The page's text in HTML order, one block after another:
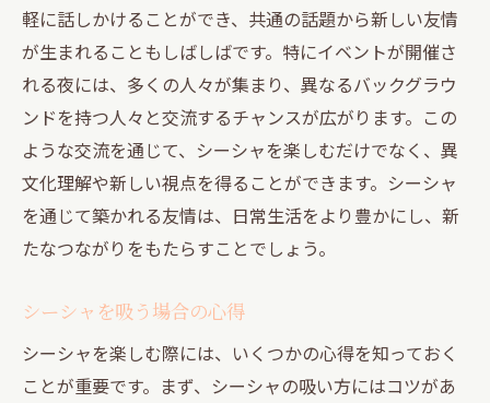
軽に話しかけることができ、共通の話題から新しい友情
が生まれることもしばしばです。特にイベントが開催さ
れる夜には、多くの人々が集まり、異なるバックグラウ
ンドを持つ人々と交流するチャンスが広がります。この
ような交流を通じて、シーシャを楽しむだけでなく、異
文化理解や新しい視点を得ることができます。シーシャ
を通じて築かれる友情は、日常生活をより豊かにし、新
たなつながりをもたらすことでしょう。
シーシャを吸う場合の心得
シーシャを楽しむ際には、いくつかの心得を知っておく
ことが重要です。まず、シーシャの吸い方にはコツがあ